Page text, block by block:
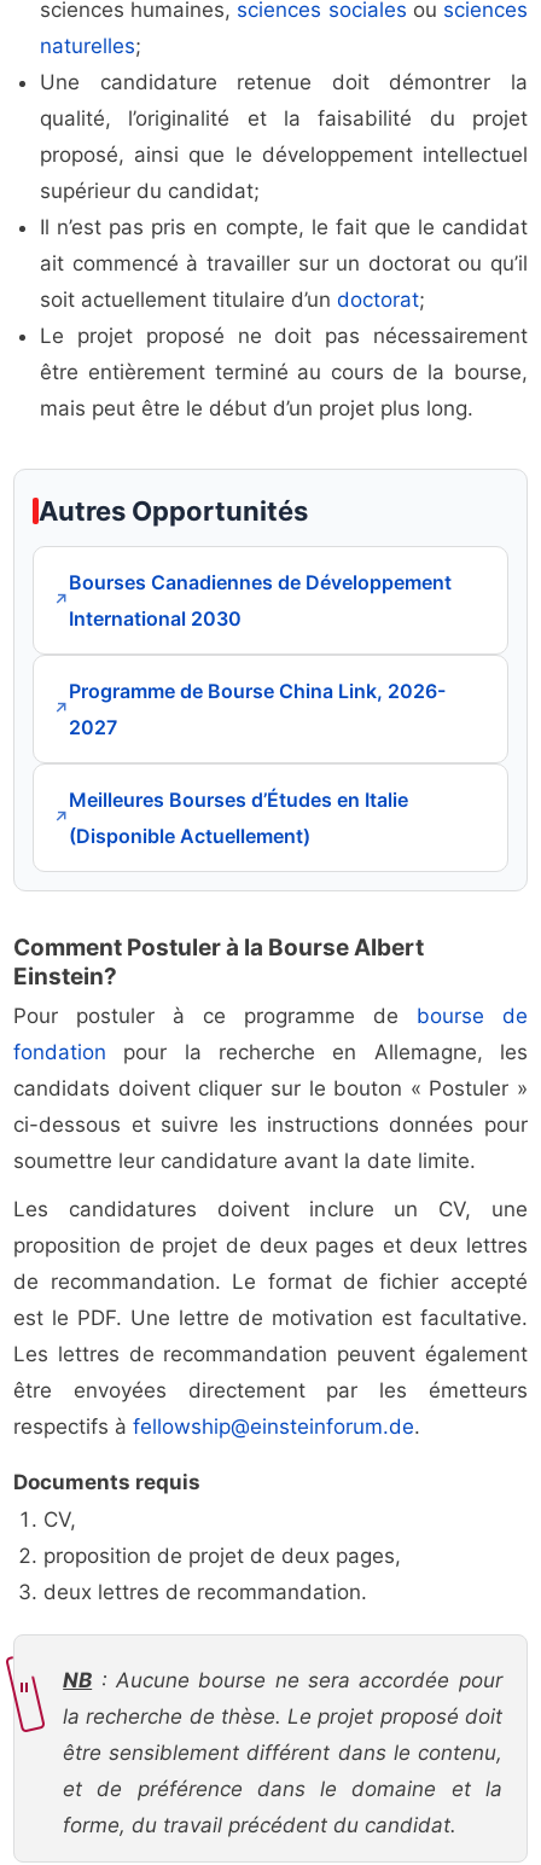
sciences humaines, sciences sociales ou sciences
naturelles;
Une candidature retenue doit démontrer la
qualité, l’originalité et la faisabilité du projet
proposé, ainsi que le développement intellectuel
supérieur du candidat;
Il n’est pas pris en compte, le fait que le candidat
ait commencé à travailler sur un doctorat ou qu’il
soit actuellement titulaire d’undoctorat;
Le projet proposé ne doit pas nécessairement
être entièrement terminé au cours de la bourse,
mais peut être le début d’un projet plus long.
Autres Opportunités
↗
Bourses Canadiennes de Développement
International 2030
↗
Programme de Bourse China Link, 2026-
2027
↗
Meilleures Bourses d’Études en Italie
(Disponible Actuellement)
Comment Postuler à la Bourse Albert
Einstein?
Pour postuler à ce programme de bourse de
fondation pour la recherche en Allemagne, les
candidats doivent cliquer sur le bouton « Postuler »
ci-dessous et suivre les instructions données pour
soumettre leur candidature avant la date limite.
Les candidatures doivent inclure un CV, une
proposition de projet de deux pages et deux lettres
de recommandation. Le format de fichier accepté
est le PDF. Une lettre de motivation est facultative.
Les lettres de recommandation peuvent également
être envoyées directement par les émetteurs
respectifs àfellowship@einsteinforum.de.
Documents requis
CV,
proposition de projet de deux pages,
deux lettres de recommandation.
NB : Aucune bourse ne sera accordée pour
la recherche de thèse. Le projet proposé doit
être sensiblement différent dans le contenu,
et de préférence dans le domaine et la
forme, du travail précédent du candidat.